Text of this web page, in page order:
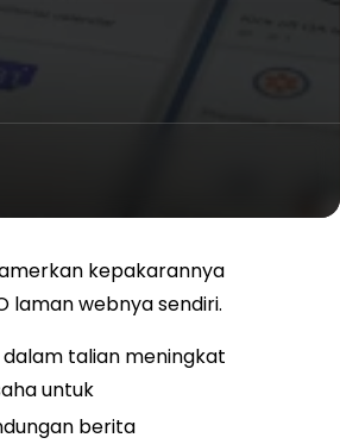
kepakarannya
laman webnya sendiri.
talian meningkat
untuk
berita